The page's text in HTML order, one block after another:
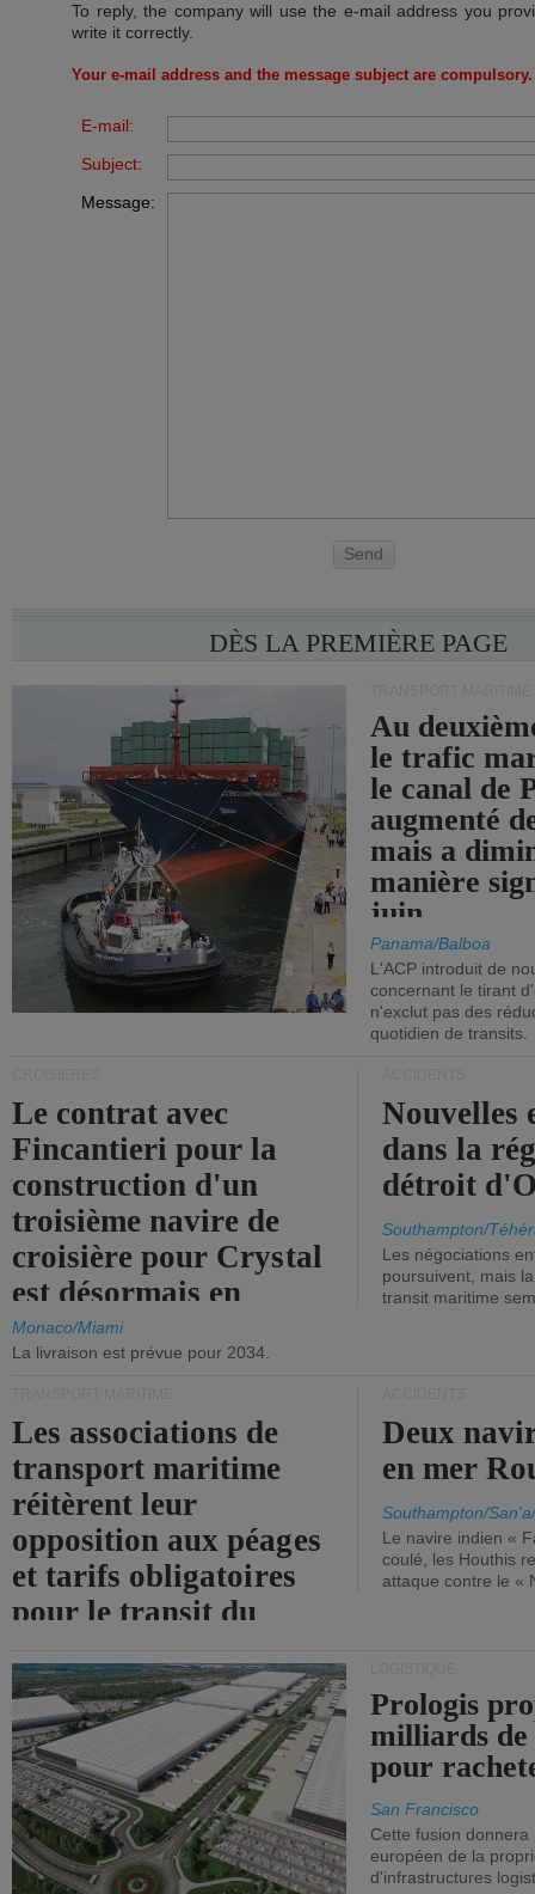
To reply, the company will use the e-mail address you
write it correctly.
Your e-mail address and the message subject are compulsory.
E-mail:
Subject:
Message:
Send
DÈS LA PREMIÈRE PAGE
Au
le trafic
le canal de
augmenté
mais a
manière
juin.
Panama/Balboa
L'ACP introduit de
concernant le tirant
n'exclut pas des
quotidien de transits.
Le contrat avec
Fincantieri pour la
construction d'un
troisième navire de
croisière pour Crystal
est désormais en
vigueur.
Monaco/Miami
La livraison est prévue pour 2034.
Nouvelles
dans la
détroit
Southampton/
Les négociations
poursuivent, mais
transit maritime
Les associations de
transport maritime
réitèrent leur
opposition aux péages
et tarifs obligatoires
pour le transit du
Deux
en mer
Southampton/
Le navire indien «
coulé, les Houthis
attaque contre le «
Prologis
milliards
pour
San Francisco
Cette fusion
européen de la
d'infrastructures